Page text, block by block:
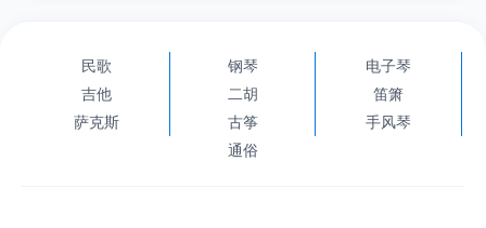
民歌 钢琴
电子琴
吉他
二胡
笛箫
萨克斯
古筝
手风琴
通俗